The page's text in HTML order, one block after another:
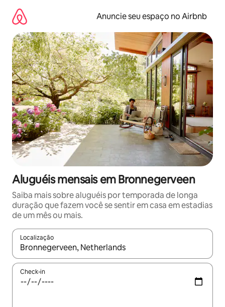
para
conteúdo
Anuncie seu espaço no Airbnb
Aluguéis mensais em Bronnegerveen
Saiba mais sobre aluguéis por temporada de longa
duração que fazem você se sentir em casa em estadias
de um mês ou mais.
Localização
Quando os resultados estiverem disponíveis, explore-os
Check-in